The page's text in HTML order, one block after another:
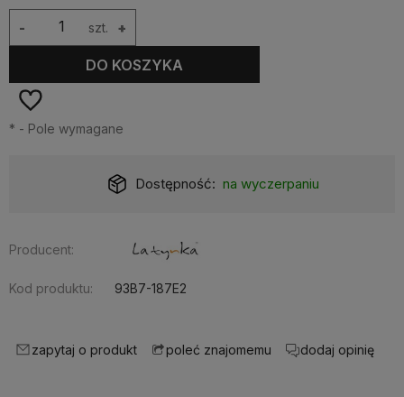
szt. +
-
DO KOSZYKA
* - Pole wymagane
Dostępność: na wyczerpaniu
Producent:
Kod produktu: 93B7-187E2
zapytaj o produkt poleć znajomemu dodaj opinię